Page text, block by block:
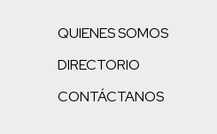
QUIENES SOMOS
DIRECTORIO
CONTÁCTANOS